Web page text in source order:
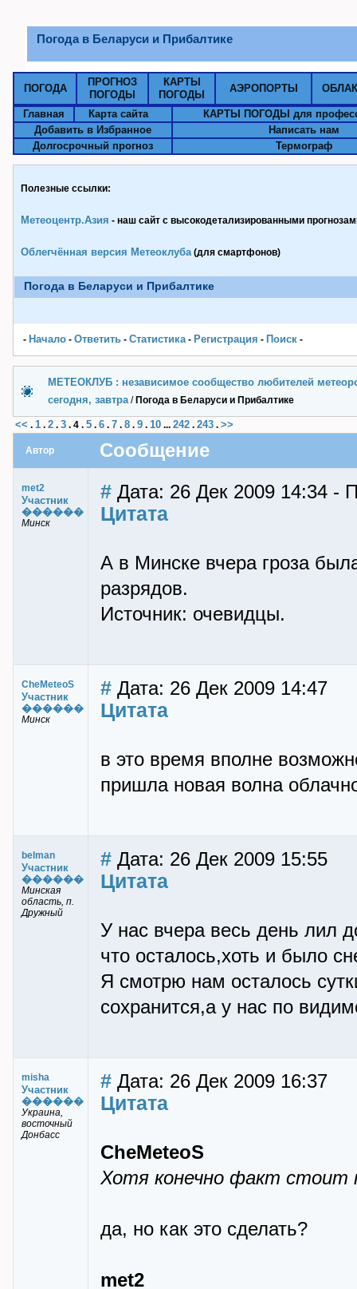
Погода в Беларуси и Прибалтике
ПОГОДА
ПРОГНОЗ
ПОГОДЫ
КАРТЫ
ПОГОДЫ
АЭРОПОРТЫ
Главная Карта сайта
КАРТЫ ПОГОДЫ для
Добавить в Избранное
Написать нам
Долгосрочный прогноз
Термограф
Полезные ссылки:
Метеоцентр.Азия - наш сайт с высокодетализированными
Облегчённая версия Метеоклуба(для смартфонов)
Погода в Беларуси и Прибалтике
- Начало - Ответить - Статистика- Pегистрация - Поиск -
МЕТЕОКЛУБ : независимое сообщество любителей
сегодня, завтра/ Погода в Беларуси и Прибалтике
<< . 1 . 2 . 3 . 4 . 5 . 6 . 7 . 8 . 9 . 10 ... 242 . 243 . >>
Автор Сообщение
met2
Участник
������
Минск
# Дата: 26 Дек 2009 14:34 -
Цитата
А в Минске вчера гроза
разрядов.
Источник: очевидцы.
CheMeteoS
Участник
������
Минск
# Дата: 26 Дек 2009 14:47
Цитата
в это время вполне
пришла новая волна
belman
Участник
������
Минская
область, п.
Дружный
# Дата: 26 Дек 2009 15:55
Цитата
У нас вчера весь день лил
что осталось,хоть и было
Я смотрю нам осталось
сохранится,а у нас по
misha
Участник
������
Украина,
восточный
Донбасс
# Дата: 26 Дек 2009 16:37
Цитата
CheMeteoS
Хотя конечно факт стоит
да, но как это сделать?
met2